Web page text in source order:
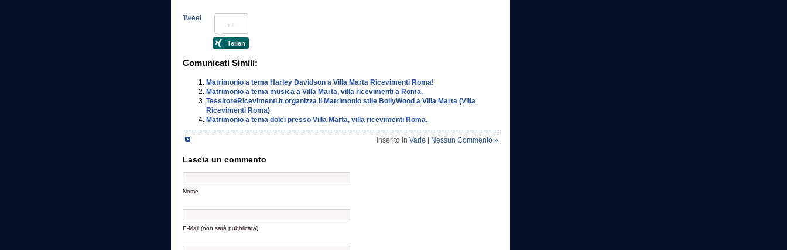
Tweet
Comunicati Simili:
Matrimonio a tema Harley Davidson a Villa Marta Ricevimenti Roma!
Matrimonio a tema musica a Villa Marta, villa ricevimenti a Roma.
TessitoreRicevimenti.it organizza il Matrimonio stile BollyWood a Villa Marta (Villa
Ricevimenti Roma)
Matrimonio a tema dolci presso Villa Marta, villa ricevimenti Roma.
Inserito in Varie Nessun Commento »
Lascia un commento
Nome
E-Mail (non sarà pubblicata)